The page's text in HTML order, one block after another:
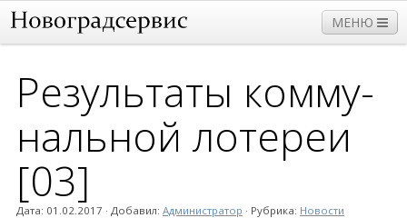
МЕНЮ
Прием Дома Работы и услуги Нормативы
Плата и тарифы
Результаты комму­
нальной лотереи
[03]
Дата: 01.02.2017 · Добавил: Администратор · Рубрика: Новости